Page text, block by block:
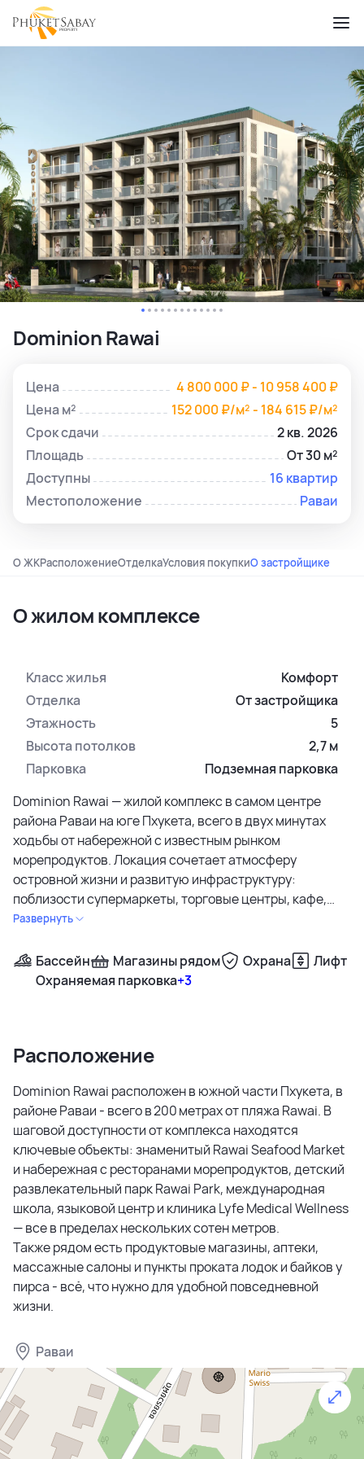
Dominion Rawai
Цена
4 800 000 ₽ - 10 958 400 ₽
Цена м²
152 000 ₽/м² - 184 615 ₽/м²
Срок сдачи
2 кв. 2026
Площадь
От 30 м²
Доступны
16 квартир
Местоположение
Раваи
О ЖКРасположениеОтделкаУсловия покупкиО застройщике
О жилом комплексе
Класс жилья
Комфорт
Отделка
От застройщика
Этажность
5
Высота потолков
2,7 м
Парковка
Подземная парковка
Dominion Rawai — жилой комплекс в самом центре
района Раваи на юге Пхукета, всего в двух минутах
ходьбы от набережной с известным рынком
морепродуктов. Локация сочетает атмосферу
островной жизни и развитую инфраструктуру:
поблизости супермаркеты, торговые центры, кафе,
рестораны, буддийские храмы, традиционные рынки,
Проект представляет собой современный
бамбука, территория закрыта и охраняется, действует
предусмотрено стильное просторное лобби с зоной
отдыха и панорамным видом на тропическую зелень,
подземный паркинг с видеонаблюдением и удобным
заездом.
Апартаменты продаются с полной отделкой под ключ.
В отделке используются натуральные материалы —
дерево и камень. Каждая квартира меблирована и
укомплектована бытовой техникой и предметами
обихода — от мебели до мелочей. Планировки
включают студии от 31 м², апартаменты с одной
спальней от 43,5 до 49,5 м² и варианты с двумя
просторные балконы, часть планировок
предусматривает панорамные окна и балконы,
объединяющие несколько комнат.
Dominion Rawai — это сочетание комфорта,
безопасности и готовности к жизни. Комплекс
Развернуть
Бассейн Магазины рядом Охрана
Лифт
Охраняемая парковка+3
Расположение
Dominion Rawai расположен в южной части Пхукета, в
районе Раваи - всего в 200 метрах от пляжа Rawai. В
шаговой доступности от комплекса находятся
ключевые объекты: знаменитый Rawai Seafood Market
и набережная с ресторанами морепродуктов, детский
развлекательный парк Rawai Park, международная
школа, языковой центр и клиника Lyfe Medical Wellness
— все в пределах нескольких сотен метров.
Также рядом есть продуктовые магазины, аптеки,
массажные салоны и пункты проката лодок и байков у
пирса - всё, что нужно для удобной повседневной
жизни.
Раваи